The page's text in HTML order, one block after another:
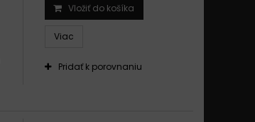
Vložiť do košíka
Viac
Pridať k porovnaniu